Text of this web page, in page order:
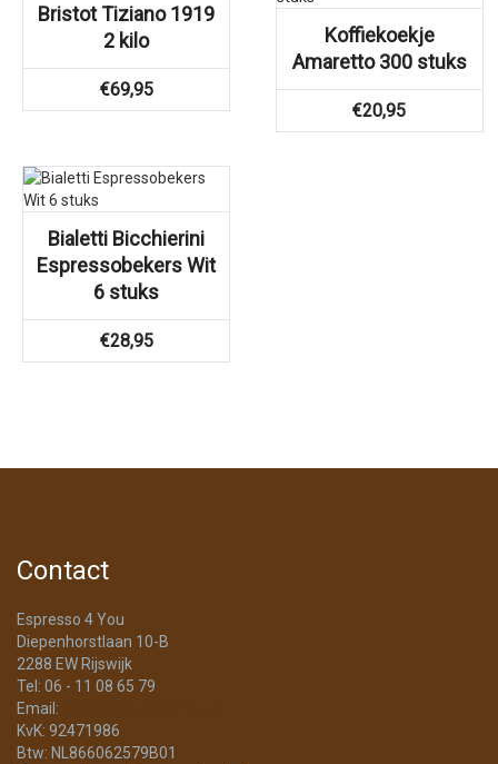
Bristot Tiziano 1919
2 kilo
€69,95
Koffiekoekje
Amaretto 300 stuks
€20,95
Bialetti Bicchierini
Espressobekers Wit
6 stuks
€28,95
Contact
Espresso 4 You
Diepenhorstlaan 10-B
2288 EW Rijswijk
Tel: 06 - 11 08 65 79
Email:
KvK: 92471986
Btw: NL866062579B01